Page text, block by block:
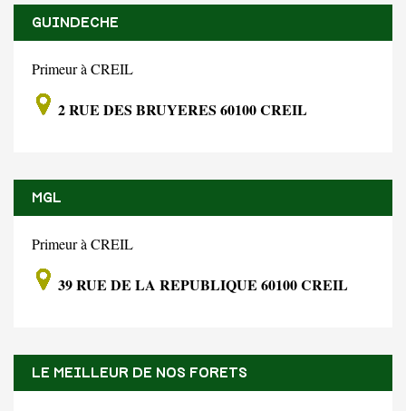
GUINDECHE
Primeur à CREIL
2 RUE DES BRUYERES 60100 CREIL
MGL
Primeur à CREIL
39 RUE DE LA REPUBLIQUE 60100 CREIL
LE MEILLEUR DE NOS FORETS